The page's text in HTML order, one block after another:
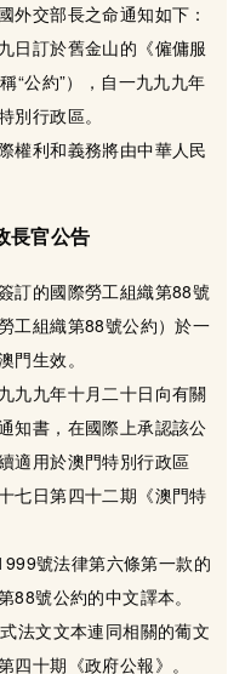
外交部長之命通知如下：
日訂於舊金山的《僱傭服
“公約”），自一九九九年
別行政區。
權利和義務將由中華人民
長官公告
訂的國際勞工組織第88號
工組織第88號公約）於一
門生效。
九九年十月二十日向有關
知書，在國際上承認該公
適用於澳門特別行政區
七日第四十二期《澳門特
號法律第六條第一款的
88號公約的中文譯本。
法文文本連同相關的葡文
十期《政府公報》。